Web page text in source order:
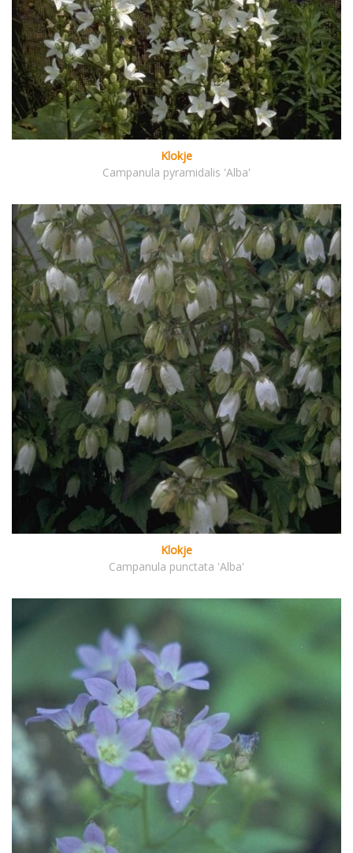
Klokje
Campanula pyramidalis 'Alba'
Klokje
Campanula punctata 'Alba'